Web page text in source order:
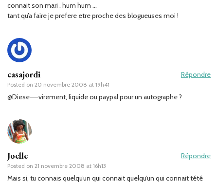
connait son mari . hum hum …
tant qu’a faire je prefere etre proche des blogueuses moi !
casajordi
Posted on 20 novembre 2008 at 19h41
Répondre
@Diese—–virement, liquide ou paypal pour un autographe ?
Joelle
Posted on 21 novembre 2008 at 16h13
Répondre
Mais si, tu connais quelqu’un qui connait quelqu’un qui connait tété